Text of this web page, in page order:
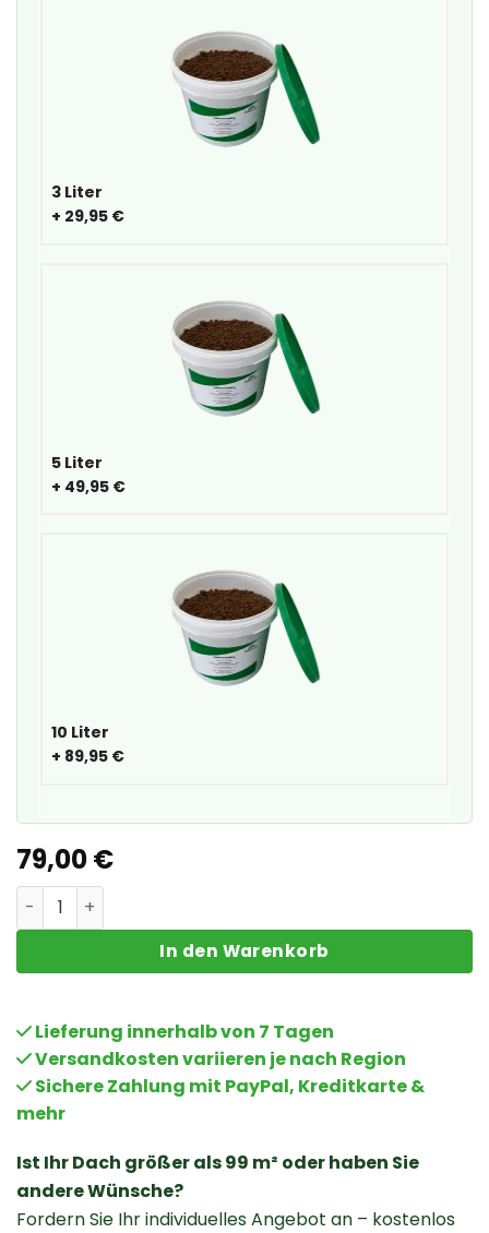
3 Liter
+ 29,95 €
5 Liter
+ 49,95 €
10 Liter
+ 89,95 €
79,00€
Sedum-Kassette Leicht Menge
In den Warenkorb
Lieferung innerhalb von 7 Tagen
Versandkostenvariieren je nach Region
Sichere Zahlung mit PayPal, Kreditkarte &
mehr
Ist Ihr Dach größer als 99 m² oder haben Sie
andere Wünsche?
Fordern Sie Ihr individuelles Angebot an – kostenlos